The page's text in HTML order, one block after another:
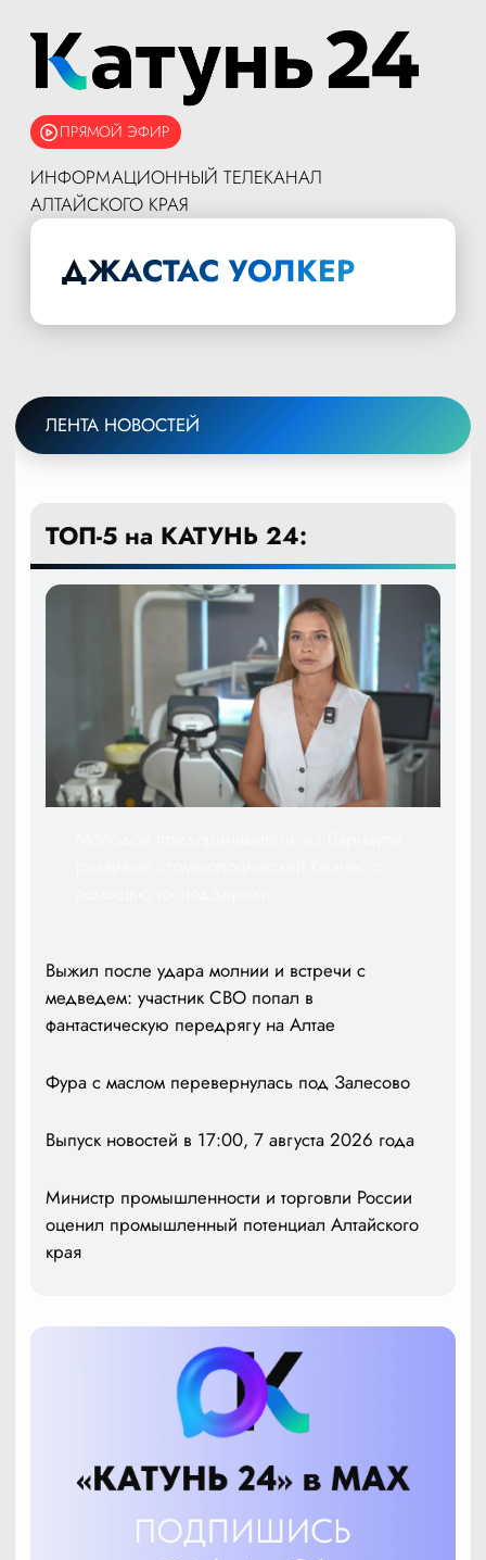
ПРЯМОЙ ЭФИР
ИНФОРМАЦИОННЫЙ ТЕЛЕКАНАЛ
АЛТАЙСКОГО КРАЯ
ДЖАСТАС УОЛКЕР
ЛЕНТА НОВОСТЕЙ
ТОП-5 на КАТУНЬ 24:
Выжил после удара молнии и встречи с
медведем: участник СВО попал в
фантастическую передрягу на Алтае
Фура с маслом перевернулась под Залесово
Выпуск новостей в 17:00, 7 августа 2026 года
Министр промышленности и торговли России
оценил промышленный потенциал Алтайского
края